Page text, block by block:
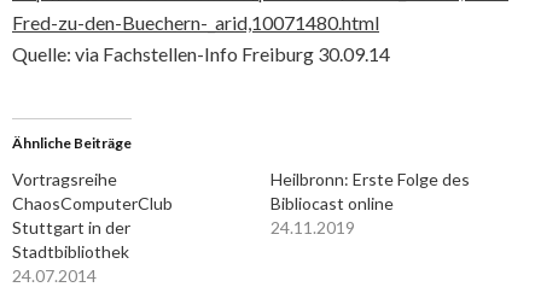
Fred-zu-den-Buechern-_arid,10071480.html
Quelle: via Fachstellen-Info Freiburg 30.09.14
Ähnliche Beiträge
Vortragsreihe
ChaosComputerClub
Stuttgart in der
Stadtbibliothek
24.07.2014
Heilbronn: Erste Folge des
Bibliocast online
24.11.2019